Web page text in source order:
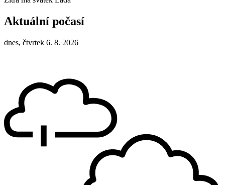
Aktuální počasí
dnes, čtvrtek 6. 8. 2026